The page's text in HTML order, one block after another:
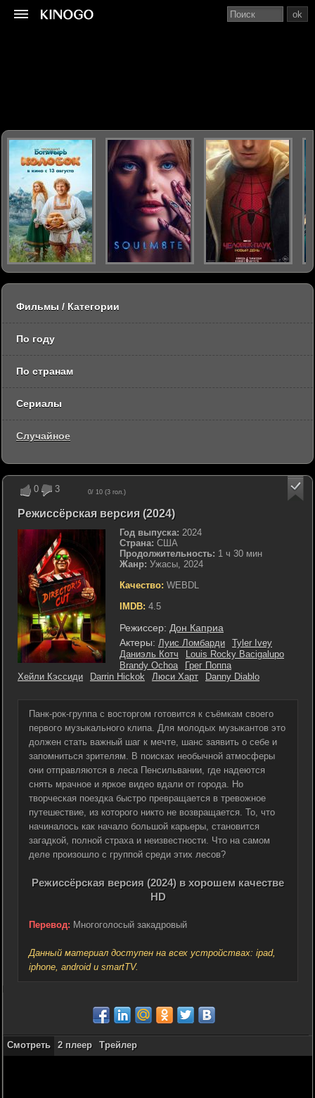
0 3 0/ 10 (3 гол.)
Режиссёрская версия (2024)
Год выпуска: 2024
Страна: США
Продолжительность: 1 ч 30 мин
Жанр: Ужасы, 2024
Качество: WEBDL
IMDB: 4.5
Режиссер: Дон Каприа
Актеры: Луис Ломбарди
Tyler Ivey
Даниэль Котч
Louis Rocky Bacigalupo
Brandy Ochoa
Грег Поппа
Хейли Кэссиди
Darrin Hickok Люси Харт Danny Diablo
Панк-рок-группа с восторгом готовится к съёмкам своего
первого музыкального клипа. Для молодых музыкантов это
должен стать важный шаг к мечте, шанс заявить о себе и
запомниться зрителям. В поисках необычной атмосферы
они отправляются в леса Пенсильвании, где надеются
снять мрачное и яркое видео вдали от города. Но
творческая поездка быстро превращается в тревожное
путешествие, из которого никто не возвращается. То, что
начиналось как начало большой карьеры, становится
загадкой, полной страха и неизвестности. Что на самом
деле произошло с группой среди этих лесов?
Режиссёрская версия (2024) в хорошем качестве
HD
Перевод: Многоголосый закадровый
Данный материал доступен на всех устройствах: ipad,
iphone, android и smartTV.
Смотреть 2 плеер Трейлер
ok
Фильмы / Категории
По году
По странам
Сериалы
Случайное